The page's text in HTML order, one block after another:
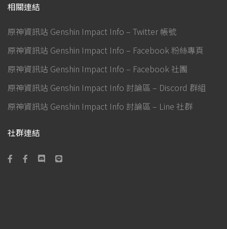
相關連結
原神資訊站 Genshin Impact Info – Twitter 帳號
原神資訊站 Genshin Impact Info – Facebook 粉絲專頁
原神資訊站 Genshin Impact Info – Facebook 社團
原神資訊站 Genshin Impact Info 討論區 – Discord 群組
原神資訊站 Genshin Impact Info 討論區 – Line 社群
社群連結